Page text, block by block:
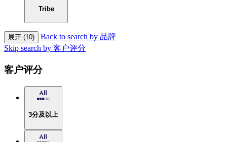
Tribe
展开 (10)
Back to search by 品牌
Skip search by 客户评分
客户评分
3分及以上